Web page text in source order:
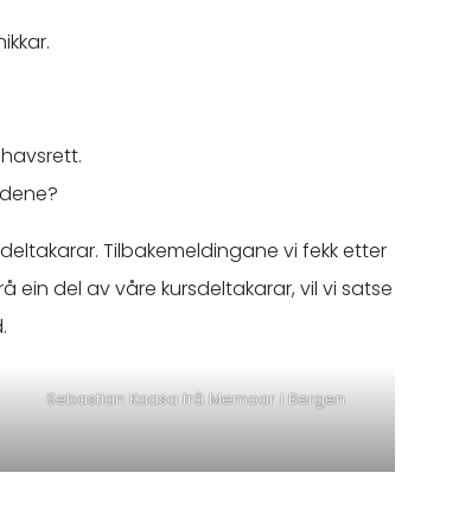
Tilbakemeldingane vi fekk etter
ein del av våre kursdeltakarar, vil vi satse
Sebastian Kaasa frå Memoar i Bergen